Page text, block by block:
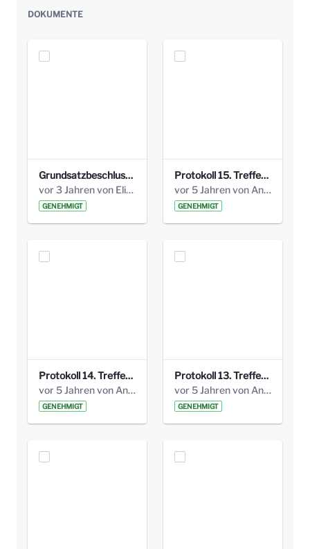
DOKUMENTE
Grundsatzbeschluss Bismarckplatz_440_2021.pdf
vor 3 Jahren von Elisa Söll
GENEHMIGT
Protokoll 15. Treffen 20161006 AG Bismarckplatz.pdf
vor 5 Jahren von Anni Schlumberger
GENEHMIGT
Protokoll 14. Treffen 20160613 AG Bismarckplatz.pdf
vor 5 Jahren von Anni Schlumberger
GENEHMIGT
Protokoll 13. Treffen 20151130 AG Bismarckplatz.pdf
vor 5 Jahren von Anni Schlumberger
GENEHMIGT